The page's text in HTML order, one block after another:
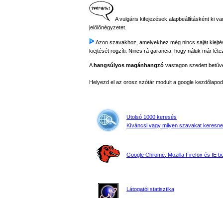
A vulgáris kifejezések alapbeállításként ki
jelölőnégyzetet.
Azon szavakhoz, amelyekhez még nincs saját
kiejtését rögzíti. Nincs rá garancia, hogy náluk már
Ahangsúlyos magánhangzó vastagon szedett
Helyezd el az orosz szótár modult a google
Utolsó 1000 keresés
Kíváncsi vagy milyen szavakat
Google Chrome, Mozilla Firefox és IE
Látogatói statisztika